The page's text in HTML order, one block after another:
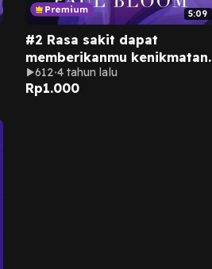
5:09
#2 Rasa sakit dapat
memberikanmu kenikmatan.
612 4 tahun lalu
Rp1.000